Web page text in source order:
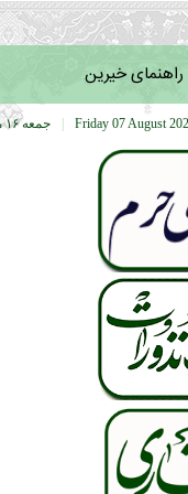
راهنمای خیرین
جمعه ۱۶ مرداد ۱۴۰۵ Friday 07 August